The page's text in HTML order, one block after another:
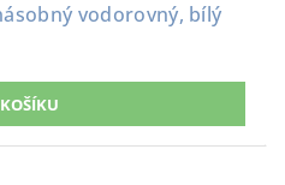
vodorovný, bílý